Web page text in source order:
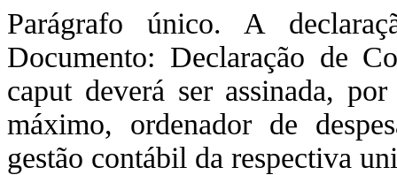
Parágrafo único. A
Documento: Declaração de
caput deverá ser assinada,
máximo, ordenador de
gestão contábil da respectiva